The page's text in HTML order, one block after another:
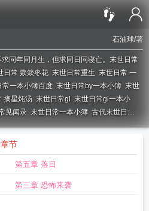
石油球/著
同年同月生，但求同日同寝亡。 末世日常
日常 簌簌枣花 末世日常重生 末世日常 一
常一本小簿百度 末世日常by一本小簿 末世
摘星炖汤 末世日常gl 末世日常gl一本小
见闻录 末世日常一本小簿 古代末世日
西娅城堡末世日常之莫离无防盗一本小薄
笑容
节
第五章 落日
第三章 恐怖来袭